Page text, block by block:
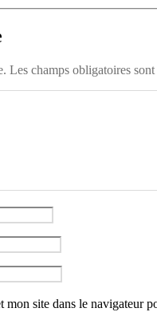
Les champs obligatoires
site dans le navigateur